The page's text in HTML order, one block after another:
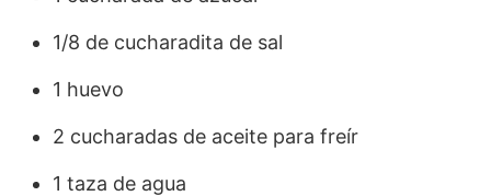
1/8 de cucharadita de sal
1 huevo
2 cucharadas de aceite para freír
1 taza de agua